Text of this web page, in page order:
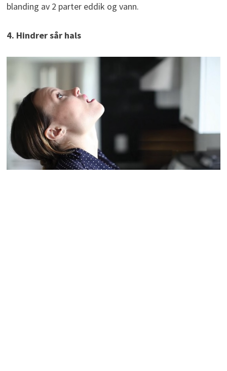
blanding av 2 parter eddik og vann.
4. Hindrer sår hals